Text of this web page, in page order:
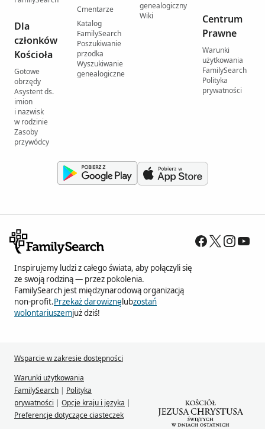
Dla
członków
Kościoła
Gotowe
obrzędy
Asystent ds.
imion
i nazwisk
w rodzinie
Zasoby
przywódcy
Cmentarze
Katalog
FamilySearch
Poszukiwanie
przodka
Wyszukiwanie
genealogiczne
genealogiczny
Wiki
Centrum
Prawne
Warunki
użytkowania
FamilySearch
Polityka
prywatności
Inspirujemy ludzi z całego świata, aby połączyli się
ze swoją rodziną — przez pokolenia.
FamilySearch jest międzynarodową organizacją
non-profit.Przekaż darowiznę lubzostań
wolontariuszemjuż dziś!
Wsparcie w zakresie dostępności
Warunki użytkowania
FamilySearch | Polityka
prywatności | Opcje kraju i języka |
Preferencje dotyczące ciasteczek